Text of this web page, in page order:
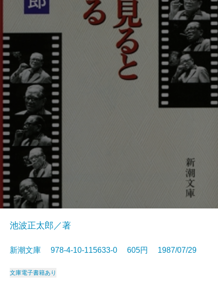
池波正太郎／著
新潮文庫 978-4-10-115633-0 605円 1987/07/29
文庫電子書籍あり